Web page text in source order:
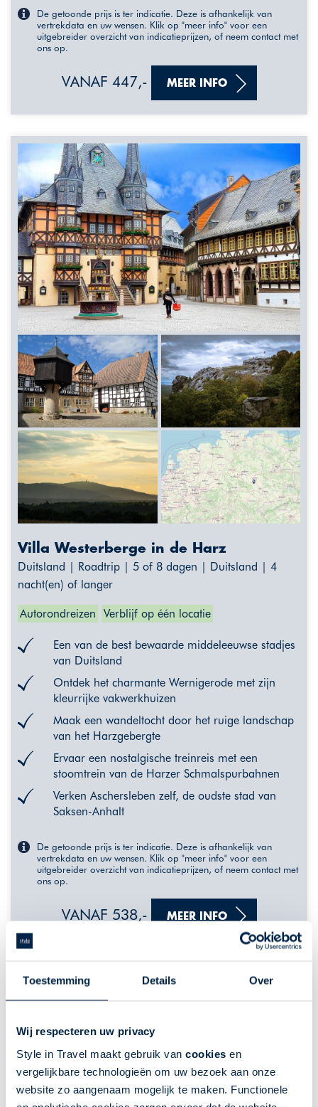
Toestemming Details Over
Wij respecteren uw privacy
Style in Travel maakt gebruik van cookies en
vergelijkbare technologieën om uw bezoek aan onze
website zo aangenaam mogelijk te maken. Functionele
De getoonde prijs is ter indicatie. Deze is afhankelijk van
vertrekdata en uw wensen. Klik op "meer info" voor een
uitgebreider overzicht van indicatieprijzen, of neem contact met
ons op.
VANAF 447,- MEER INFO
Villa Westerberge in de Harz
Duitsland | Roadtrip | 5 of 8 dagen | Duitsland | 4
nacht(en) of langer
Autorondreizen Verblijf op één locatie
Een van de best bewaarde middeleeuwse stadjes
van Duitsland
Ontdek het charmante Wernigerode met zijn
kleurrijke vakwerkhuizen
Maak een wandeltocht door het ruige landschap
van het Harzgebergte
Ervaar een nostalgische treinreis met een
stoomtrein van de Harzer Schmalspurbahnen
Verken Aschersleben zelf, de oudste stad van
Saksen-Anhalt
De getoonde prijs is ter indicatie. Deze is afhankelijk van
vertrekdata en uw wensen. Klik op "meer info" voor een
uitgebreider overzicht van indicatieprijzen, of neem contact met
ons op.
VANAF 538,- MEER INFO